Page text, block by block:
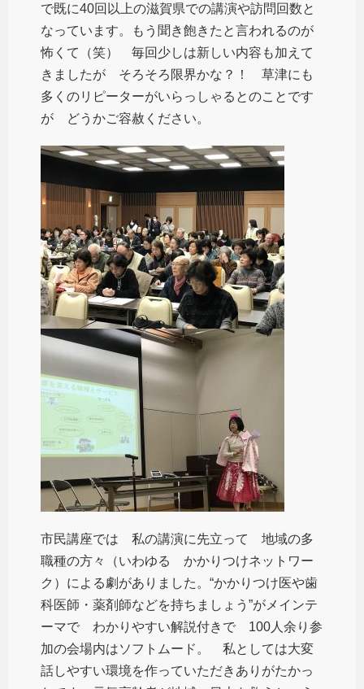
で既に40回以上の滋賀県での講演や訪問回数と
なっています。もう聞き飽きたと言われるのが
怖くて（笑） 毎回少しは新しい内容も加えて
きましたが そろそろ限界かな？！ 草津にも
多くのリピーターがいらっしゃるとのことです
が どうかご容赦ください。
市民講座では 私の講演に先立って 地域の多
職種の方々（いわゆる かかりつけネットワー
ク）による劇がありました。“かかりつけ医や歯
科医師・薬剤師などを持ちましょう”がメインテ
ーマで わかりやすい解説付きで 100人余り参
加の会場内はソフトムード。 私としては大変
話しやすい環境を作っていただきありがたかっ